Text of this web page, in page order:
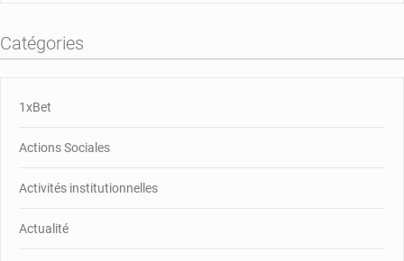
Catégories
1xBet
Actions Sociales
Activités institutionnelles
Actualité